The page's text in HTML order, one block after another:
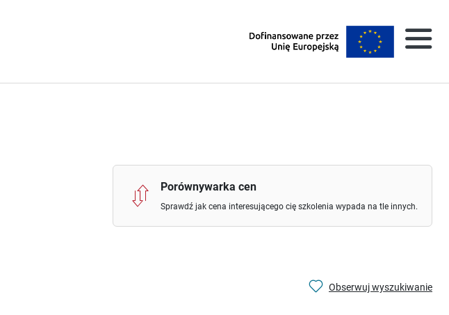
Porównywarka cen
Sprawdź jak cena interesującego cię szkolenia wypada na tle innych.
Obserwuj wyszukiwanie